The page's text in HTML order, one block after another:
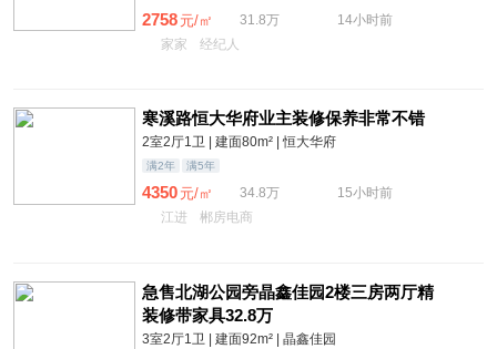
2758 元/㎡ 31.8万
14小时前
家家
经纪人
寒溪路恒大华府业主装修保养非常不错
2室2厅1卫 | 建面80m² | 恒大华府
满2年 满5年
4350 元/㎡ 34.8万
15小时前
江进
郴房电商
急售北湖公园旁晶鑫佳园2楼三房两厅精
装修带家具32.8万
3室2厅1卫 | 建面92m² | 晶鑫佳园